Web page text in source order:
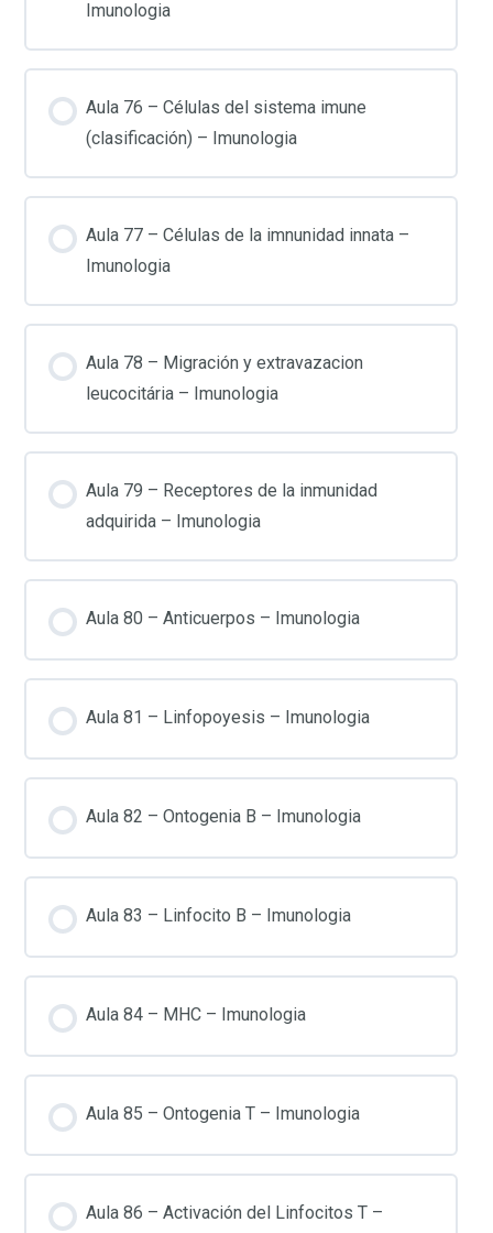
Imunologia
Aula 76 – Células del sistema imune
(clasificación) – Imunologia
Aula 77 – Células de la imnunidad innata –
Imunologia
Aula 78 – Migración y extravazacion
leucocitária – Imunologia
Aula 79 – Receptores de la inmunidad
adquirida – Imunologia
Aula 80 – Anticuerpos – Imunologia
Aula 81 – Linfopoyesis – Imunologia
Aula 82 – Ontogenia B – Imunologia
Aula 83 – Linfocito B – Imunologia
Aula 84 – MHC – Imunologia
Aula 85 – Ontogenia T – Imunologia
Aula 86 – Activación del Linfocitos T –